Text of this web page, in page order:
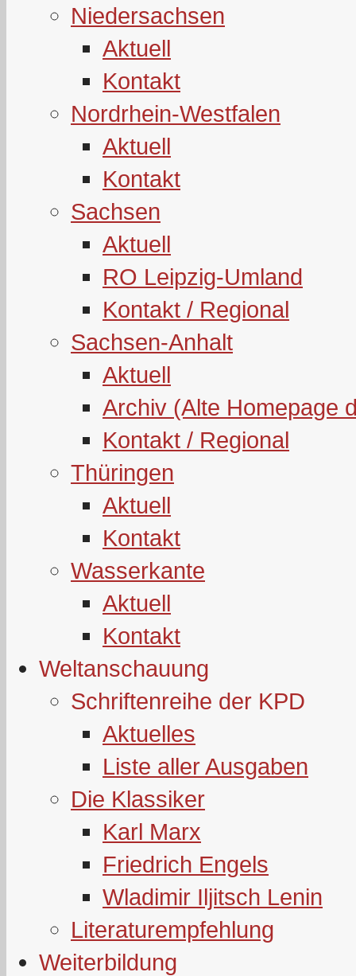
Niedersachsen
Aktuell
Kontakt
Nordrhein-Westfalen
Aktuell
Kontakt
Sachsen
Aktuell
RO Leipzig-Umland
Kontakt / Regional
Sachsen-Anhalt
Aktuell
Archiv (Alte Homepage
Kontakt / Regional
Thüringen
Aktuell
Kontakt
Wasserkante
Aktuell
Kontakt
Weltanschauung
Schriftenreihe der KPD
Aktuelles
Liste aller Ausgaben
Die Klassiker
Karl Marx
Friedrich Engels
Wladimir Iljitsch Lenin
Literaturempfehlung
Weiterbildung